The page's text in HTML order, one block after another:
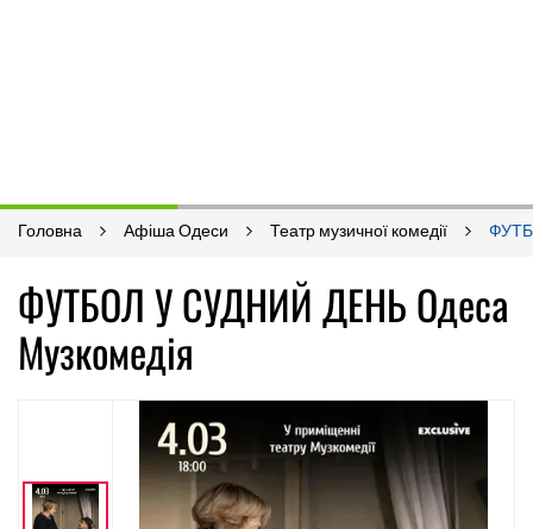
Головна Афіша Одеси Театр музичної комедії
ФУТБОЛ У СУДНИЙ ДЕНЬ Одеса
Музкомедія